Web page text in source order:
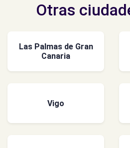
Otras
Las Palmas de Gran
Canaria
Vigo